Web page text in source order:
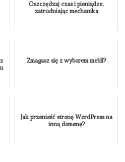
Oszczędzaj czas i pieniądze,
zatrudniając mechanika
Zmagasz się z wyborem mebli?
Jak przenieść stronę WordPress na
inną domenę?